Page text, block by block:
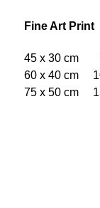
Fine Art Print
45 x 30 cm
60 x 40 cm
75 x 50 cm